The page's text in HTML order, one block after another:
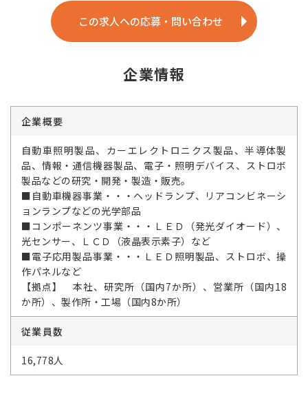
この求人への応募・問い合わせ
企業情報
企業概要
自動車照明製品、カーエレクトロニクス製品、半導体製
品、情報・通信機器製品、電子・照明デバイス、ストロボ
製品などの研究・開発・製造・販売。
■自動車機器事業・・・ヘッドランプ、リアコンビネーシ
ョンランプなどの光学部品
■コンポーネンツ事業・・・ＬＥＤ（発光ダイオード）、
光センサー、ＬＣＤ（液晶表示素子）など
■電子応用製品事業・・・ＬＥＤ照明製品、ストロボ、操
作パネルなど
【拠点】 本社、研究所（国内7か所）、営業所（国内18
か所）、製作所・工場（国内8か所）
従業員数
16,778人